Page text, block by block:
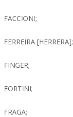
FACCIONI;
FERREIRA [HERRERA];
FINGER;
FORTINI;
FRAGA;